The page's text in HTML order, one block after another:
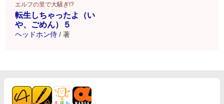
エルフの里で大騒ぎ!?
転生しちゃったよ（い
や、ごめん）５
ヘッドホン侍 / 著